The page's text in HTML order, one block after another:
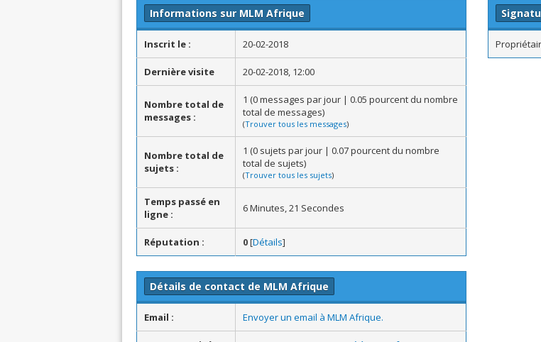
Informations sur MLM Afrique
Inscrit le : 20-02-2018
Dernière visite 20-02-2018, 12:00
Nombre total de
messages :
1 (0 messages par jour | 0.05 pourcent du nombre
total de messages)
(Trouver tous les messages)
Nombre total de
sujets :
1 (0 sujets par jour | 0.07 pourcent du nombre
total de sujets)
(Trouver tous les sujets)
Temps passé en
ligne :
6 Minutes, 21 Secondes
Réputation : 0[Détails]
Détails de contact de MLM Afrique
Email : Envoyer un email à MLM Afrique.